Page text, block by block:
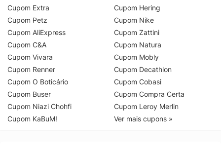
Cupom Extra
Cupom Petz
Cupom AliExpress
Cupom C&A
Cupom Vivara
Cupom Renner
Cupom O Boticário
Cupom Buser
Cupom Niazi Chohfi
Cupom KaBuM!
Cupom Hering
Cupom Nike
Cupom Zattini
Cupom Natura
Cupom Mobly
Cupom Decathlon
Cupom Cobasi
Cupom Compra Certa
Cupom Leroy Merlin
Ver mais cupons »